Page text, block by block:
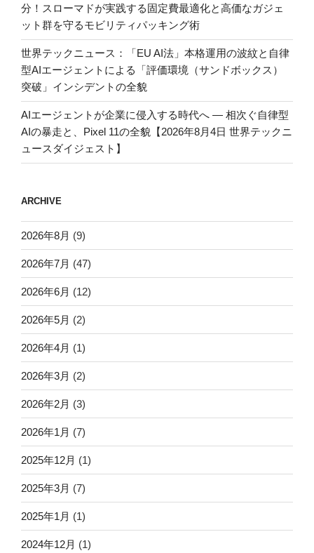
分！スローマドが実践する固定費最適化と高価なガジェ
ット群を守るモビリティパッキング術
世界テックニュース：「EU AI法」本格運用の波紋と自律
型AIエージェントによる「評価環境（サンドボックス）
突破」インシデントの全貌
AIエージェントが企業に侵入する時代へ — 相次ぐ自律型
AIの暴走と、Pixel 11の全貌【2026年8月4日 世界テックニ
ュースダイジェスト】
ARCHIVE
2026年8月 (9)
2026年7月 (47)
2026年6月 (12)
2026年5月 (2)
2026年4月 (1)
2026年3月 (2)
2026年2月 (3)
2026年1月 (7)
2025年12月 (1)
2025年3月 (7)
2025年1月 (1)
2024年12月 (1)